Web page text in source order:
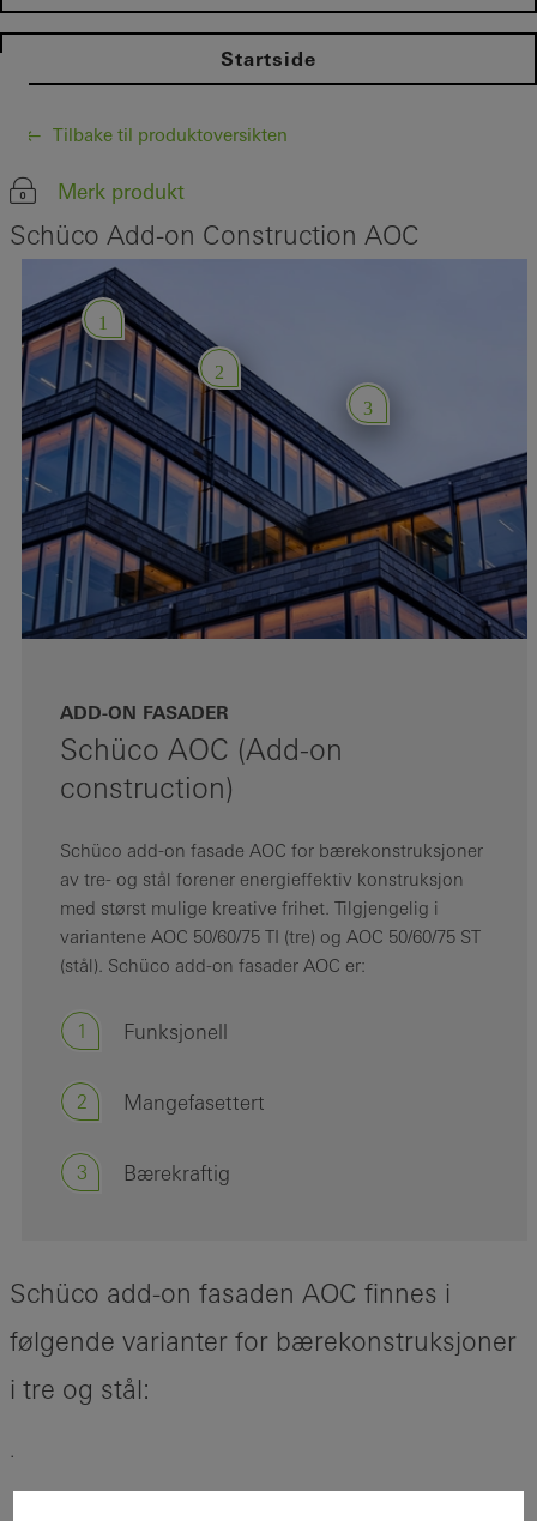
Startside
Tilbake til produktoversikten
Merk produkt
Schüco Add-on Construction AOC
1
2
3
ADD-ON FASADER
Schüco AOC (Add-on
construction)
Schüco add-on fasade AOC for bærekonstruksjoner
av tre- og stål forener energieffektiv konstruksjon
med størst mulige kreative frihet. Tilgjengelig i
variantene AOC 50/60/75 TI (tre) og AOC 50/60/75 ST
(stål). Schüco add-on fasader AOC er:
1 Funksjonell
2 Mangefasettert
3 Bærekraftig
Schüco add-on fasaden AOC finnes i
følgende varianter for bærekonstruksjoner
i tre og stål:
.